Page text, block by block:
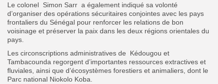
Le colonel Simon Sarr a également indiqué sa volonté
d’organiser des opérations sécuritaires conjointes avec les pays
frontaliers du Sénégal pour renforcer les relations de bon
voisinage et préserver la paix dans les deux régions orientales du
pays.
Les circonscriptions administratives de Kédougou et
Tambacounda regorgent d’importantes ressources extractives et
fluviales, ainsi que d’écosystèmes forestiers et animaliers, dont le
Parc national Niokolo Koba.